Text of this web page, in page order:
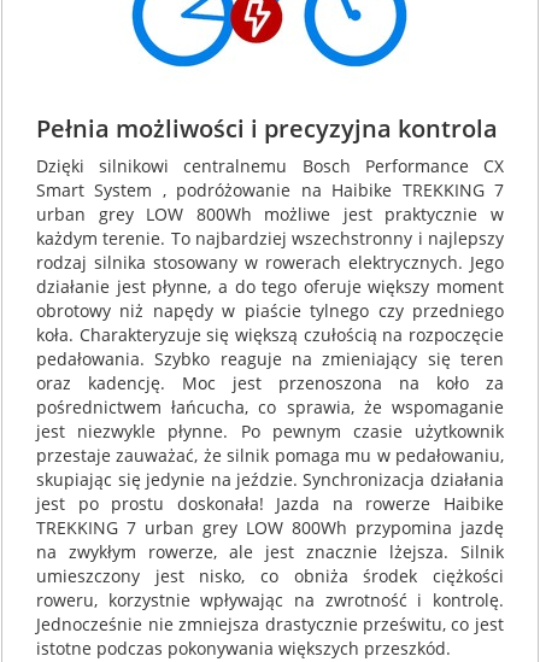
Pełnia możliwości i precyzyjna kontrola
Dzięki silnikowi centralnemu Bosch Performance CX
Smart System , podróżowanie na Haibike TREKKING 7
urban grey LOW 800Wh możliwe jest praktycznie w
każdym terenie. To najbardziej wszechstronny i najlepszy
rodzaj silnika stosowany w rowerach elektrycznych. Jego
działanie jest płynne, a do tego oferuje większy moment
obrotowy niż napędy w piaście tylnego czy przedniego
koła. Charakteryzuje się większą czułością na rozpoczęcie
pedałowania. Szybko reaguje na zmieniający się teren
oraz kadencję. Moc jest przenoszona na koło za
pośrednictwem łańcucha, co sprawia, że wspomaganie
jest niezwykle płynne. Po pewnym czasie użytkownik
przestaje zauważać, że silnik pomaga mu w pedałowaniu,
skupiając się jedynie na jeździe. Synchronizacja działania
jest po prostu doskonała! Jazda na rowerze Haibike
TREKKING 7 urban grey LOW 800Wh przypomina jazdę
na zwykłym rowerze, ale jest znacznie lżejsza. Silnik
umieszczony jest nisko, co obniża środek ciężkości
roweru, korzystnie wpływając na zwrotność i kontrolę.
Jednocześnie nie zmniejsza drastycznie prześwitu, co jest
istotne podczas pokonywania większych przeszkód.